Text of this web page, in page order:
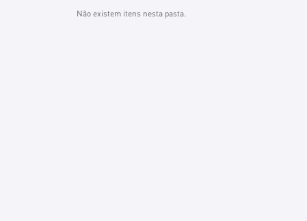
Não existem itens nesta pasta.